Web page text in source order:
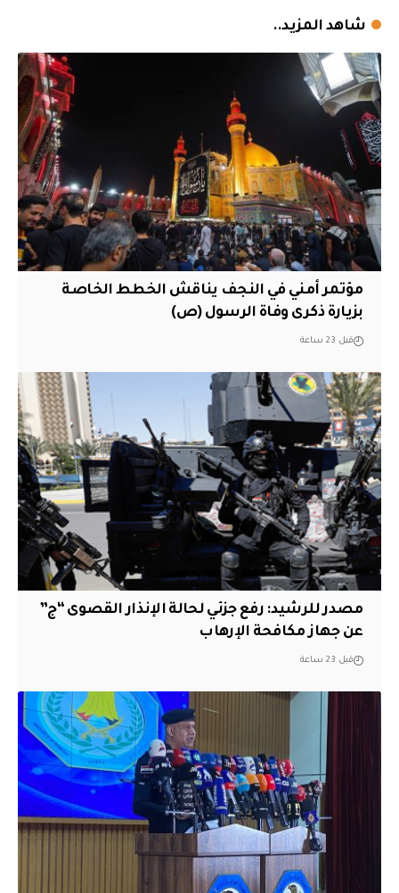
شاهد المزيد..
مؤتمر أمني في النجف يناقش الخطط الخاصة
بزيارة ذكرى وفاة الرسول (ص)
قبل 23 ساعة
مصدر للرشيد: رفع جزئي لحالة الإنذار القصوى “ج”
عن جهاز مكافحة الإرهاب
قبل 23 ساعة